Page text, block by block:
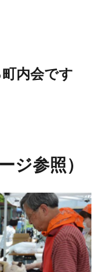
内会です
ジ参照）